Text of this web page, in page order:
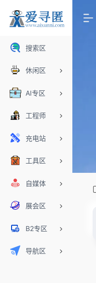
搜索区
休闲区
AI专区
工程师
充电站
工具区
自媒体
展会区
B2专区
导航区